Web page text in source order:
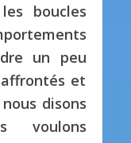
boucles
un peu
et
disons
voulons